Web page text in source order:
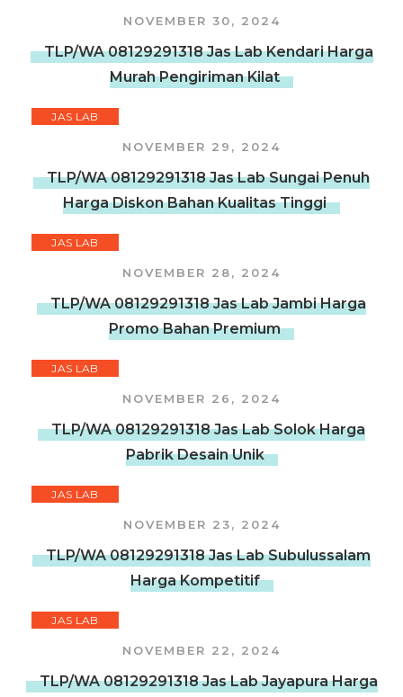
NOVEMBER 30, 2024
TLP/WA 08129291318 Jas Lab Kendari Harga
Murah Pengiriman Kilat
JAS LAB
NOVEMBER 29, 2024
TLP/WA 08129291318 Jas Lab Sungai Penuh
Harga Diskon Bahan Kualitas Tinggi
JAS LAB
NOVEMBER 28, 2024
TLP/WA 08129291318 Jas Lab Jambi Harga
Promo Bahan Premium
JAS LAB
NOVEMBER 26, 2024
TLP/WA 08129291318 Jas Lab Solok Harga
Pabrik Desain Unik
JAS LAB
NOVEMBER 23, 2024
TLP/WA 08129291318 Jas Lab Subulussalam
Harga Kompetitif
JAS LAB
NOVEMBER 22, 2024
TLP/WA 08129291318 Jas Lab Jayapura Harga